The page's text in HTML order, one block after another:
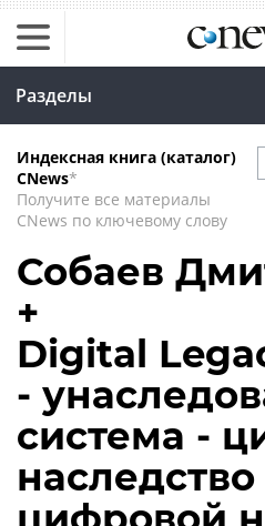
Разделы
Индексная книга (каталог)
CNews*
Получите все материалы
CNews по ключевому слову
Собаев
+
Digital
-
система -
наследство